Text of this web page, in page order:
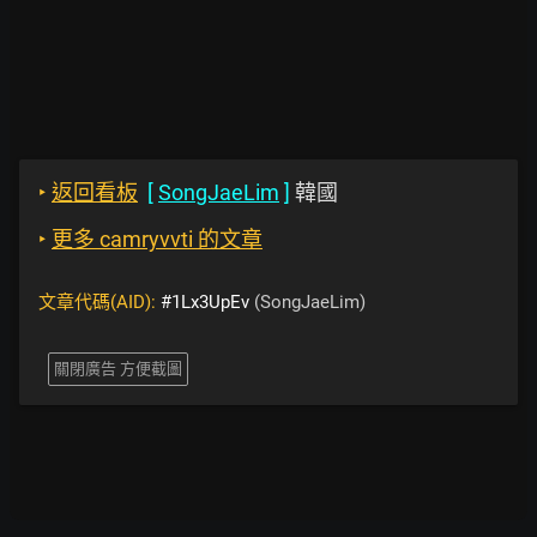
‣ 返回看板 [SongJaeLim ] 韓國
‣ 更多 camryvvti 的文章
文章代碼(AID): #1Lx3UpEv (SongJaeLim)
關閉廣告 方便截圖